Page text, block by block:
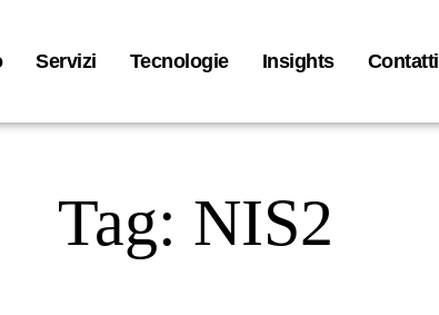
Servizi Tecnologie Insights Contatti
Tag: NIS2